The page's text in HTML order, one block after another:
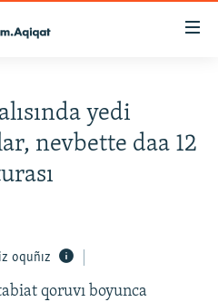
yedi
nevbette daa 12
oquñız
qoruvı boyunca